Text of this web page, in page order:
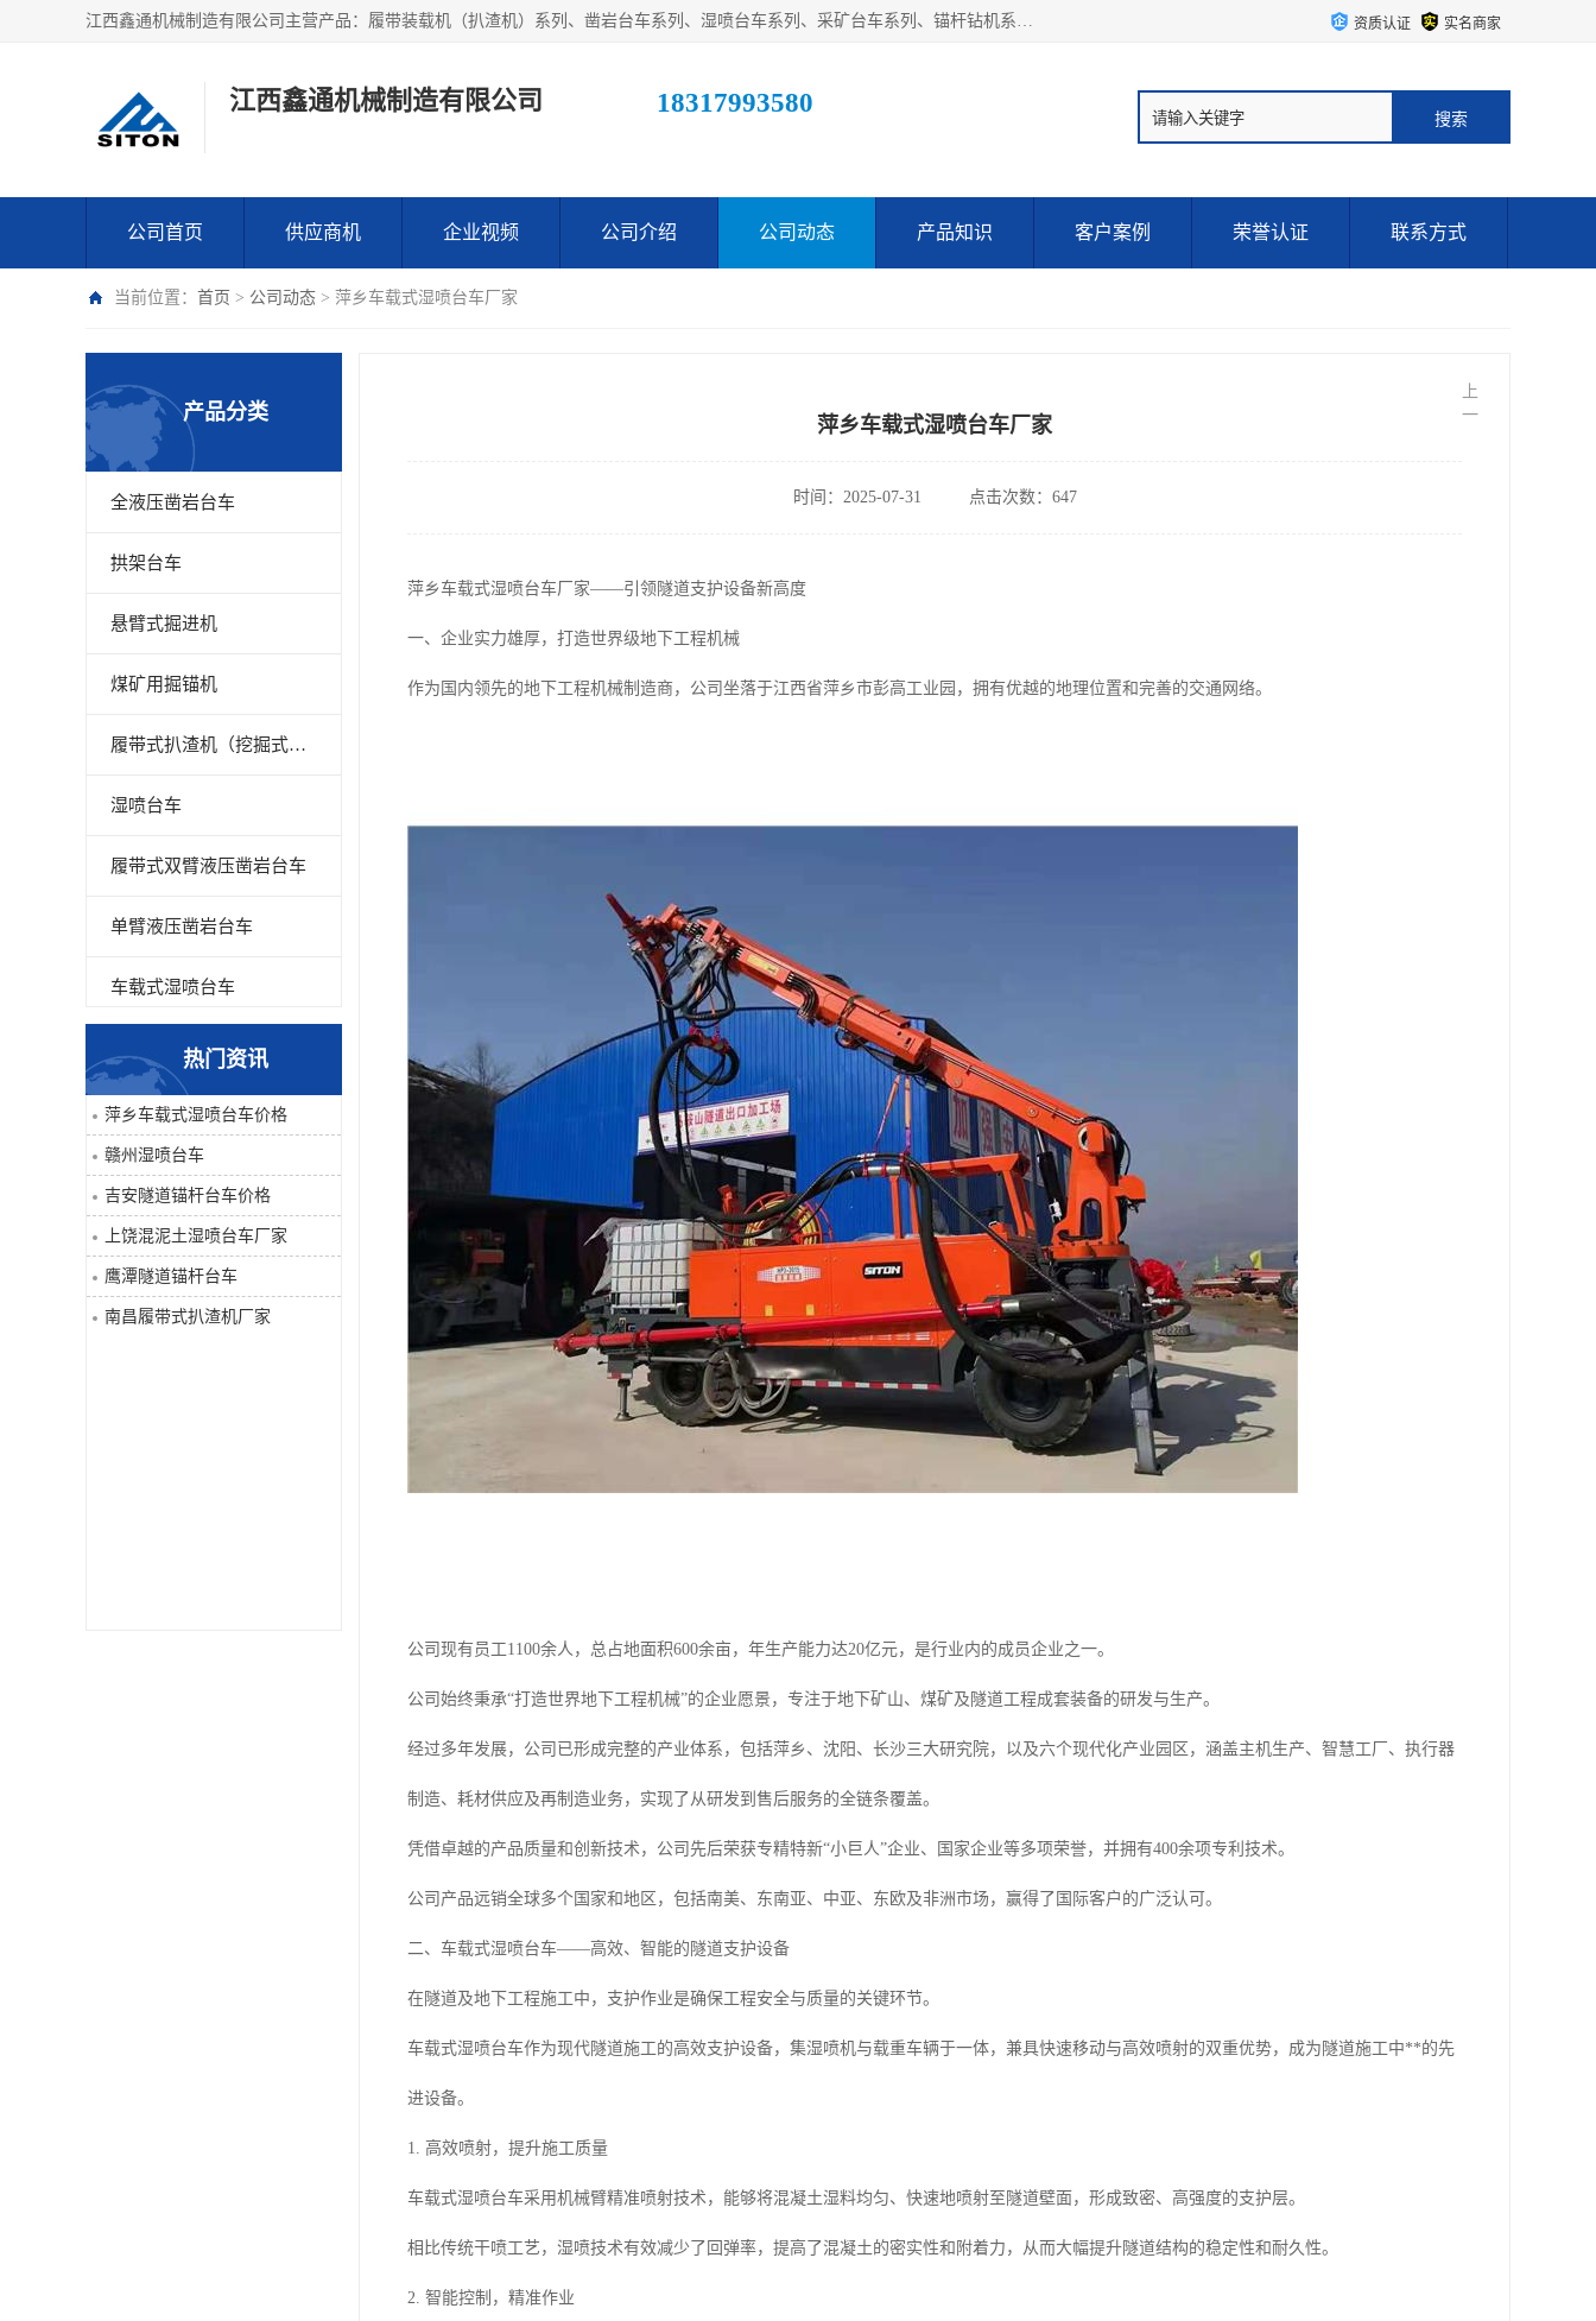
江西鑫通机械制造有限公司主营产品：履带装载机（扒渣机）系列、凿岩台车系列、湿喷台车系列、采矿台车系列、锚杆钻机系列、梭式矿车系列、电机车系列、砼搅拌运输车系列及后配套系列。公司在不断提升自身技术研发能力的同时引进德国、瑞典等国外先进技术和工艺，广泛征询用户意见，扬长避短，日趋完善和成熟，赢得了广大用户的青睐。 资质认证 实名商家
江西鑫通机械制造有限公司 18317993580
公司首页 供应商机 企业视频 公司介绍 公司动态 产品知识 客户案例 荣誉认证 联系方式
当前位置： 首页 > 公司动态 > 萍乡车载式湿喷台车厂家
产品分类
全液压凿岩台车
拱架台车
悬臂式掘进机
煤矿用掘锚机
履带式扒渣机（挖掘式装载机）
湿喷台车
履带式双臂液压凿岩台车
单臂液压凿岩台车
车载式湿喷台车
多臂凿岩台车
单臂凿岩台车系列
大坡度用履带扒渣机≤32度
隧道锚杆台车
混泥土湿喷台车
热门资讯
萍乡车载式湿喷台车价格
赣州湿喷台车
吉安隧道锚杆台车价格
上饶混泥土湿喷台车厂家
鹰潭隧道锚杆台车
南昌履带式扒渣机厂家
萍乡车载式湿喷台车厂家
时间：2025-07-31 点击次数：647
萍乡车载式湿喷台车厂家——引领隧道支护设备新高度
一、企业实力雄厚，打造世界级地下工程机械
作为国内领先的地下工程机械制造商，公司坐落于江西省萍乡市彭高工业园，拥有优越的地理位置和完善的交通网络。
公司现有员工1100余人，总占地面积600余亩，年生产能力达20亿元，是行业内的成员企业之一。
公司始终秉承“打造世界地下工程机械”的企业愿景，专注于地下矿山、煤矿及隧道工程成套装备的研发与生产。
经过多年发展，公司已形成完整的产业体系，包括萍乡、沈阳、长沙三大研究院，以及六个现代化产业园区，涵盖主机生产、智慧工厂、执行器
制造、耗材供应及再制造业务，实现了从研发到售后服务的全链条覆盖。
凭借卓越的产品质量和创新技术，公司先后荣获专精特新“小巨人”企业、国家企业等多项荣誉，并拥有400余项专利技术。
公司产品远销全球多个国家和地区，包括南美、东南亚、中亚、东欧及非洲市场，赢得了国际客户的广泛认可。
二、车载式湿喷台车——高效、智能的隧道支护设备
在隧道及地下工程施工中，支护作业是确保工程安全与质量的关键环节。
车载式湿喷台车作为现代隧道施工的高效支护设备，集湿喷机与载重车辆于一体，兼具快速移动与高效喷射的双重优势，成为隧道施工中**的先
进设备。
1. 高效喷射，提升施工质量
车载式湿喷台车采用机械臂精准喷射技术，能够将混凝土湿料均匀、快速地喷射至隧道壁面，形成致密、高强度的支护层。
相比传统干喷工艺，湿喷技术有效减少了回弹率，提高了混凝土的密实性和附着力，从而大幅提升隧道结构的稳定性和耐久性。
2. 智能控制，精准作业
上
一